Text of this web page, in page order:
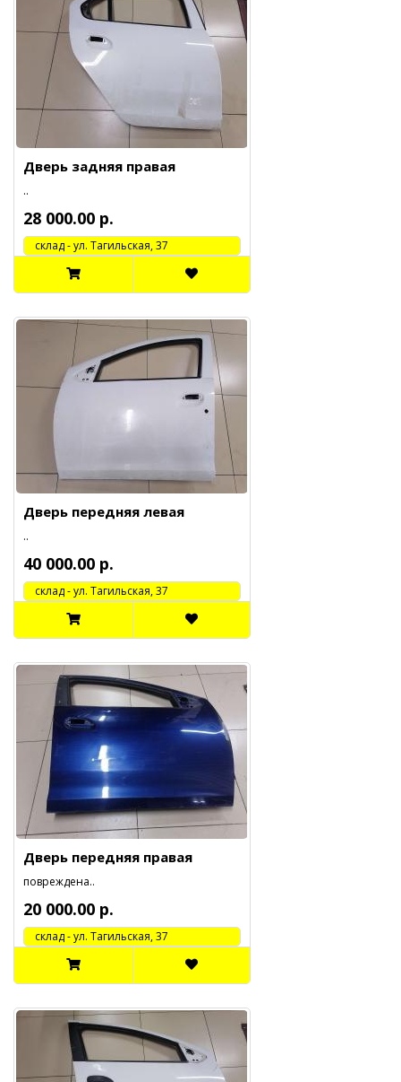
Дверь задняя правая
..
28 000.00 р.
cклад - ул. Тагильская, 37
Дверь передняя левая
..
40 000.00 р.
cклад - ул. Тагильская, 37
Дверь передняя правая
повреждена..
20 000.00 р.
cклад - ул. Тагильская, 37